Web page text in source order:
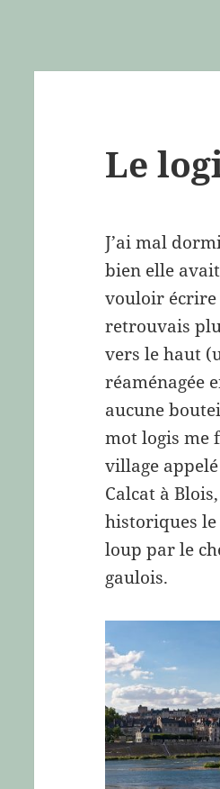
Le
J’ai mal
bien elle
vouloir
retrouvais
vers le haut
réaménagée
aucune
mot logis me
village
Calcat à
historiques le
loup par le
gaulois.